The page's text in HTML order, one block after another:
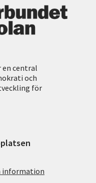
en central
och
för
information